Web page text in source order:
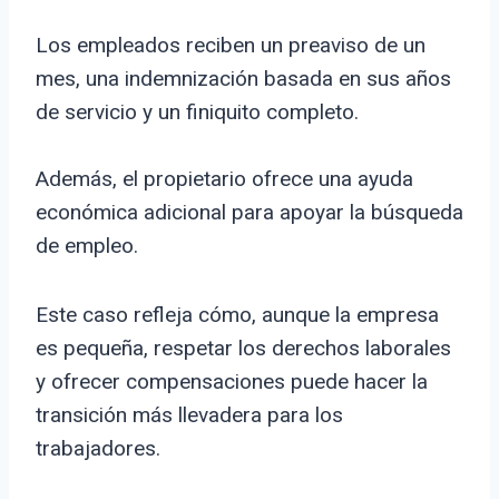
Los empleados reciben un preaviso de un
mes, una indemnización basada en sus años
de servicio y un finiquito completo.
Además, el propietario ofrece una ayuda
económica adicional para apoyar la búsqueda
de empleo.
Este caso refleja cómo, aunque la empresa
es pequeña, respetar los derechos laborales
y ofrecer compensaciones puede hacer la
transición más llevadera para los
trabajadores.